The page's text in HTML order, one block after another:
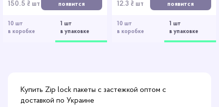
10 шт
в коробке
1 шт
в упаковке
150.5 ₴ шт
появится
10 шт
в коробке
1 шт
в упаковке
12.3 ₴ шт
появится
Купить Zip lock пакеты с застежкой оптом с
доставкой по Украине